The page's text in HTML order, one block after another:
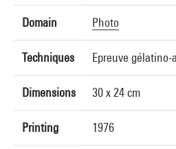
Domain Photo
Techniques Epreuve gélatino-
Dimensions 30 x 24 cm
Printing 1976